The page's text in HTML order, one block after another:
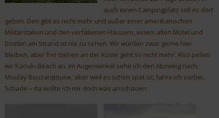
auch einen Campingplatz soll es dort
geben. Den gibt es nicht mehr und außer einer amerikanischen
Militärstation und den verfallenen Häusern, einem alten Motel und
Booten am Strand ist nix zu sehen. Wir würden zwar gerne hier
bleiben, aber frei stehen an der Küste geht so nicht mehr. Also peilen
wir Kaouki-Beach an. Im Augenwinkel sehe ich den Abzweig nach
Moulay Bouzarqtoune, aber weil es schon spät ist, fahre ich vorbei.
Schade – da wollte ich mir doch was anschauen.